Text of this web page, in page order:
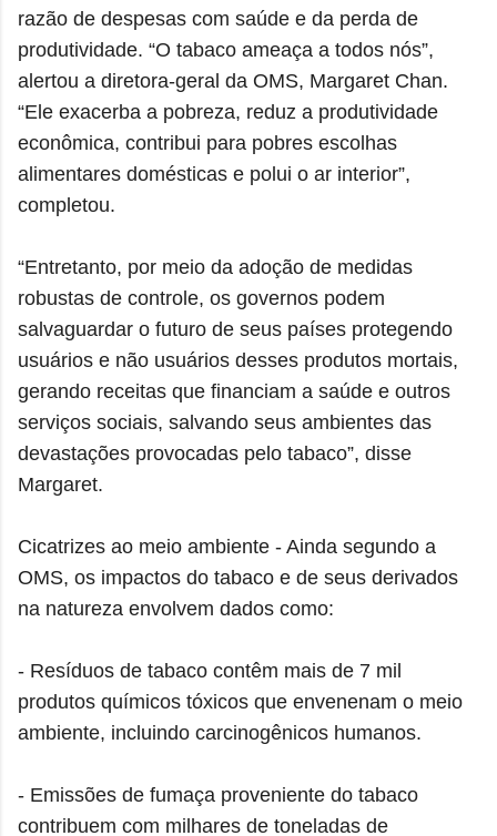
razão de despesas com saúde e da perda de
produtividade. “O tabaco ameaça a todos nós”,
alertou a diretora-geral da OMS, Margaret Chan.
“Ele exacerba a pobreza, reduz a produtividade
econômica, contribui para pobres escolhas
alimentares domésticas e polui o ar interior”,
completou.
“Entretanto, por meio da adoção de medidas
robustas de controle, os governos podem
salvaguardar o futuro de seus países protegendo
usuários e não usuários desses produtos mortais,
gerando receitas que financiam a saúde e outros
serviços sociais, salvando seus ambientes das
devastações provocadas pelo tabaco”, disse
Margaret.
Cicatrizes ao meio ambiente - Ainda segundo a
OMS, os impactos do tabaco e de seus derivados
na natureza envolvem dados como:
- Resíduos de tabaco contêm mais de 7 mil
produtos químicos tóxicos que envenenam o meio
ambiente, incluindo carcinogênicos humanos.
- Emissões de fumaça proveniente do tabaco
contribuem com milhares de toneladas de